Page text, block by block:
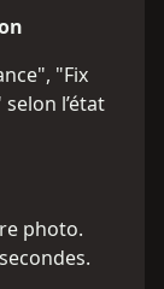
"Fix
l’état
photo.